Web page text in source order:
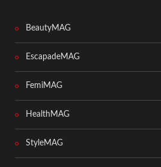
BeautyMAG
EscapadeMAG
FemiMAG
HealthMAG
StyleMAG